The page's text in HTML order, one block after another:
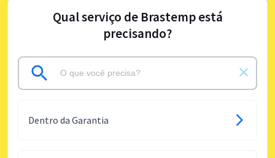
Qual serviço de Brastemp está
precisando?
Dentro da Garantia